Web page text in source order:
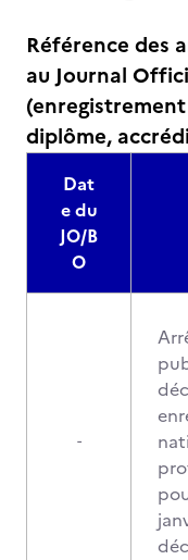
Référence des
au Journal
diplôme,
Dat
e du
JO/B
O
-